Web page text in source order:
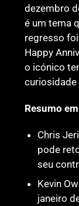
dezembro
é um tema
regresso
Happy
o icónico
Resumo
Chris
pode
seu
Kevin
janeiro